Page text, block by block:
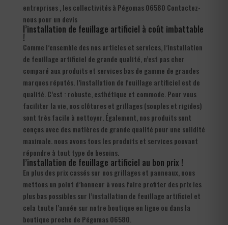
entreprises , les collectivités à Pégomas 06580 Contactez-
nous pour un devis
l’installation de feuillage artificiel à coût imbattable
!
Comme l’ensemble des nos articles et services, l’installation
de feuillage artificiel de grande qualité, n’est pas cher
comparé aux produits et services bas de gamme de grandes
marques réputés. l’installation de feuillage artificiel est de
qualité. C’est : robuste, esthétique et commode. Pour vous
faciliter la vie, nos clôtures et grillages (souples et rigides)
sont très facile à nettoyer. Également, nos produits sont
conçus avec des matières de grande qualité pour une solidité
maximale. nous avons tous les produits et services pouvant
répondre à tout type de besoins.
l’installation de feuillage artificiel au bon prix !
En plus des prix cassés sur nos grillages et panneaux, nous
mettons un point d’honneur à vous faire profiter des prix les
plus bas possibles sur l’installation de feuillage artificiel et
cela toute l’année sur notre boutique en ligne ou dans la
boutique proche de Pégomas 06580.